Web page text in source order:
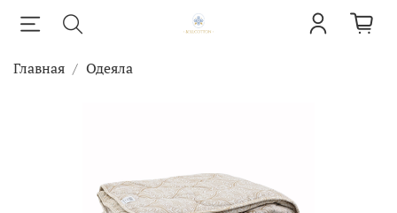
Главная Одеяла